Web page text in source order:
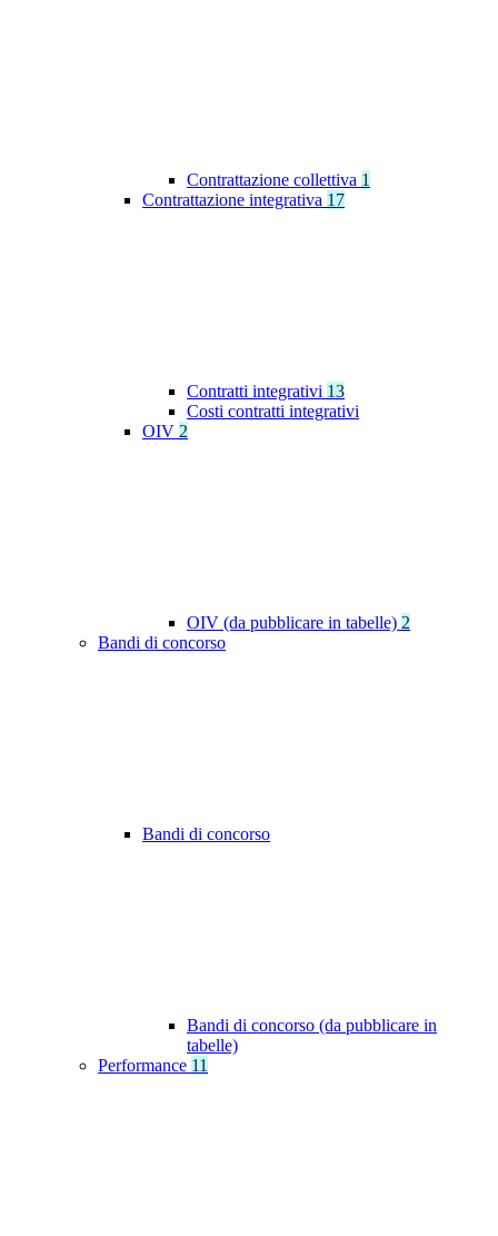
Contrattazione collettiva 1
Contrattazione integrativa 17
Contratti integrativi 13
Costi contratti integrativi
OIV 2
OIV (da pubblicare in tabelle) 2
Bandi di concorso
Bandi di concorso
Bandi di concorso (da pubblicare in
tabelle)
Performance 11